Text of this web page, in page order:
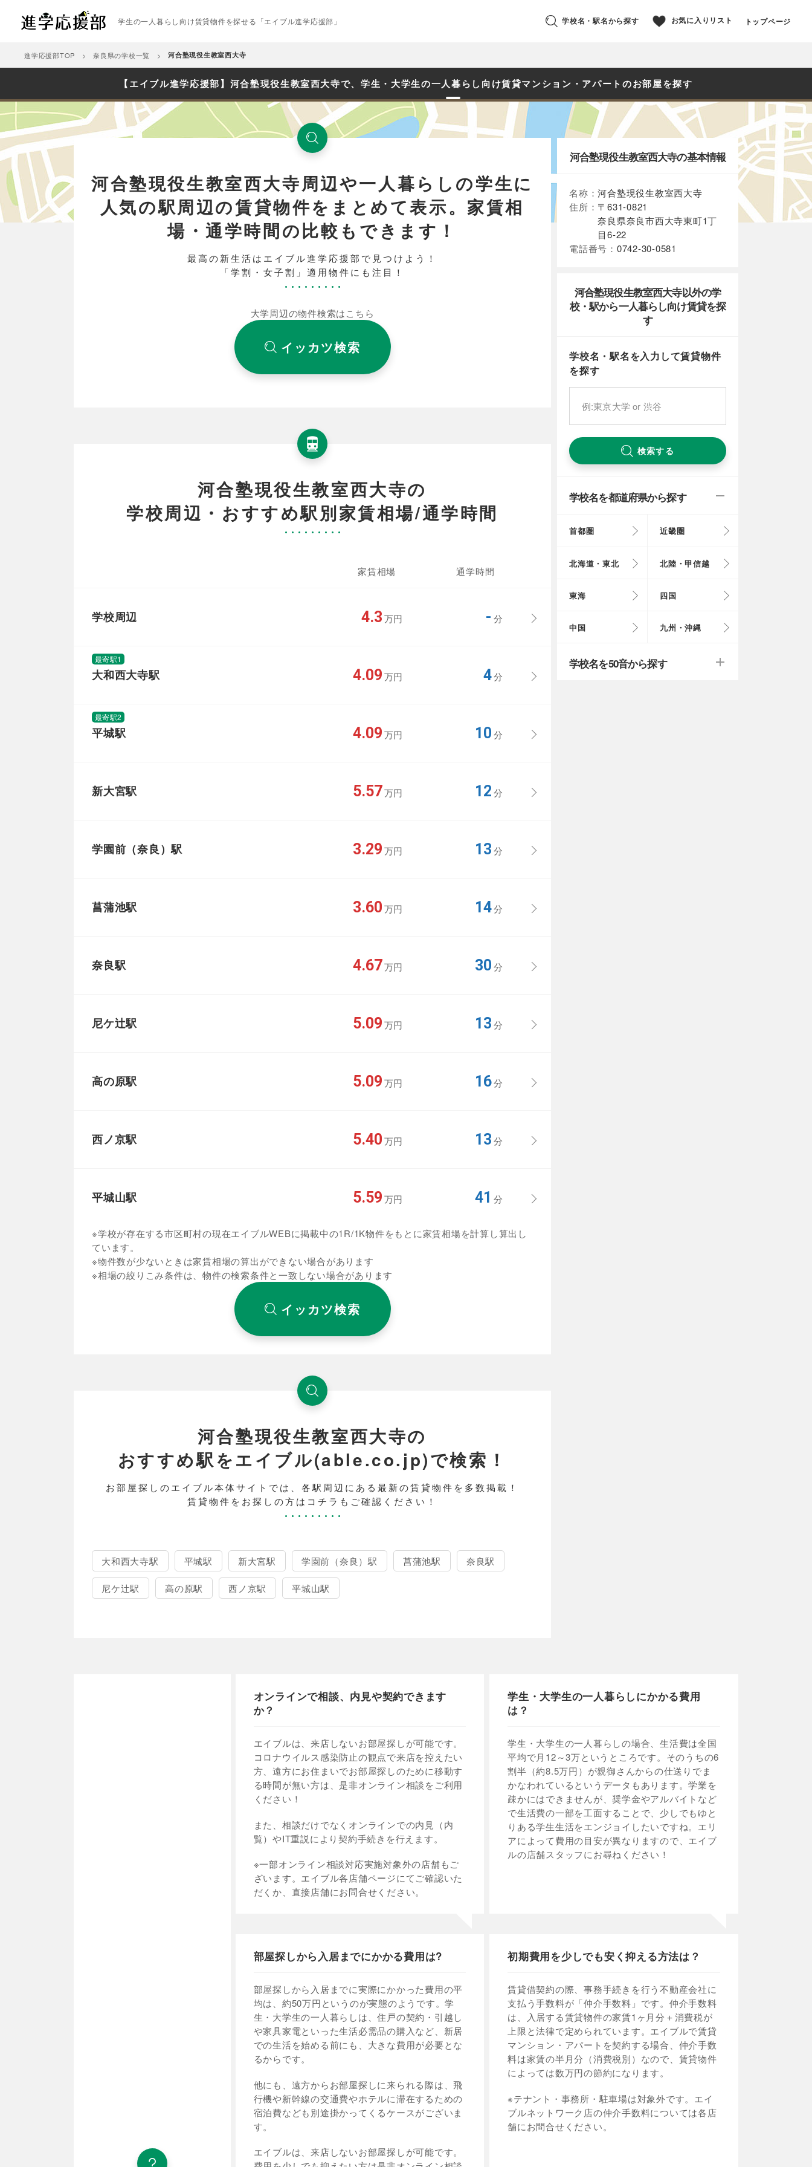
学生の一人暮らし向け賃貸物件を探せる「エイブル進学応援部」 学校名・駅名から探す お気に入りリスト トップページ
進学応援部TOP 奈良県の学校一覧 河合塾現役生教室西大寺
【エイブル進学応援部】河合塾現役生教室西大寺で、学生・大学生の一人暮らし向け賃貸マンション・アパートのお部屋を探す
河合塾現役生教室西大寺周辺や一人暮らしの学生に
人気の駅周辺の賃貸物件をまとめて表示。家賃相
場・通学時間の比較もできます！
最高の新生活はエイブル進学応援部で見つけよう！
「学割・女子割」適用物件にも注目！
大学周辺の物件検索はこちら
イッカツ検索
河合塾現役生教室西大寺の
学校周辺・おすすめ駅別家賃相場/通学時間
家賃相場 通学時間
学校周辺 4.3万円 - 分
最寄駅1
大和西大寺駅 4.09万円 4分
最寄駅2
平城駅 4.09万円 10分
新大宮駅 5.57万円 12分
学園前（奈良）駅 3.29万円 13分
菖蒲池駅 3.60万円 14分
奈良駅 4.67万円 30分
尼ケ辻駅 5.09万円 13分
高の原駅 5.09万円 16分
西ノ京駅 5.40万円 13分
平城山駅 5.59万円 41 分
※学校が存在する市区町村の現在エイブルWEBに掲載中の1R/1K物件をもとに家賃相場を計算し算出し
ています。
※物件数が少ないときは家賃相場の算出ができない場合があります
※相場の絞りこみ条件は、物件の検索条件と一致しない場合があります
イッカツ検索
河合塾現役生教室西大寺の
おすすめ駅をエイブル(able.co.jp)で検索！
お部屋探しのエイブル本体サイトでは、各駅周辺にある最新の賃貸物件を多数掲載！
賃貸物件をお探しの方はコチラもご確認ください！
大和西大寺駅 平城駅 新大宮駅 学園前（奈良）駅 菖蒲池駅 奈良駅
尼ケ辻駅 高の原駅 西ノ京駅 平城山駅
河合塾現役生教室西大寺の基本情報
名称：河合塾現役生教室西大寺
住所： 〒631-0821
奈良県奈良市西大寺東町1丁
目6-22
電話番号： 0742-30-0581
河合塾現役生教室西大寺以外の学
校・駅から一人暮らし向け賃貸を探
す
学校名・駅名を入力して賃貸物件
を探す
検索する
学校名を都道府県から探す
首都圏 近畿圏
北海道・東北 北陸・甲信越
東海 四国
中国 九州・沖縄
学校名を50音から探す
オンラインで相談、内見や契約できます
か？
エイブルは、来店しないお部屋探しが可能です。
コロナウイルス感染防止の観点で来店を控えたい
方、遠方にお住まいでお部屋探しのために移動す
る時間が無い方は、是非オンライン相談をご利用
ください！
また、相談だけでなくオンラインでの内見（内
覧）やIT重説により契約手続きを行えます。
※一部オンライン相談対応実施対象外の店舗もご
ざいます。エイブル各店舗ページにてご確認いた
だくか、直接店舗にお問合せください。
学生・大学生の一人暮らしにかかる費用
は？
学生・大学生の一人暮らしの場合、生活費は全国
平均で月12～3万というところです。そのうちの6
割半（約8.5万円）が親御さんからの仕送りでま
かなわれているというデータもあります。学業を
疎かにはできませんが、奨学金やアルバイトなど
で生活費の一部を工面することで、少しでもゆと
りある学生生活をエンジョイしたいですね。エリ
アによって費用の目安が異なりますので、エイブ
ルの店舗スタッフにお尋ねください！
部屋探しから入居までにかかる費用は?
部屋探しから入居までに実際にかかった費用の平
均は、約50万円というのが実態のようです。学
生・大学生の一人暮らしは、住戸の契約・引越し
や家具家電といった生活必需品の購入など、新居
での生活を始める前にも、大きな費用が必要とな
るからです。
他にも、遠方からお部屋探しに来られる際は、飛
行機や新幹線の交通費やホテルに滞在するための
宿泊費なども別途掛かってくるケースがございま
す。
エイブルは、来店しないお部屋探しが可能です。
初期費用を少しでも安く抑える方法は？
賃貸借契約の際、事務手続きを行う不動産会社に
支払う手数料が「仲介手数料」です。仲介手数料
は、入居する賃貸物件の家賃1ヶ月分＋消費税が
上限と法律で定められています。エイブルで賃貸
マンション・アパートを契約する場合、仲介手数
料は家賃の半月分（消費税別）なので、賃貸物件
によっては数万円の節約になります。
※テナント・事務所・駐車場は対象外です。エイ
ブルネットワーク店の仲介手数料については各店
舗にお問合せください。